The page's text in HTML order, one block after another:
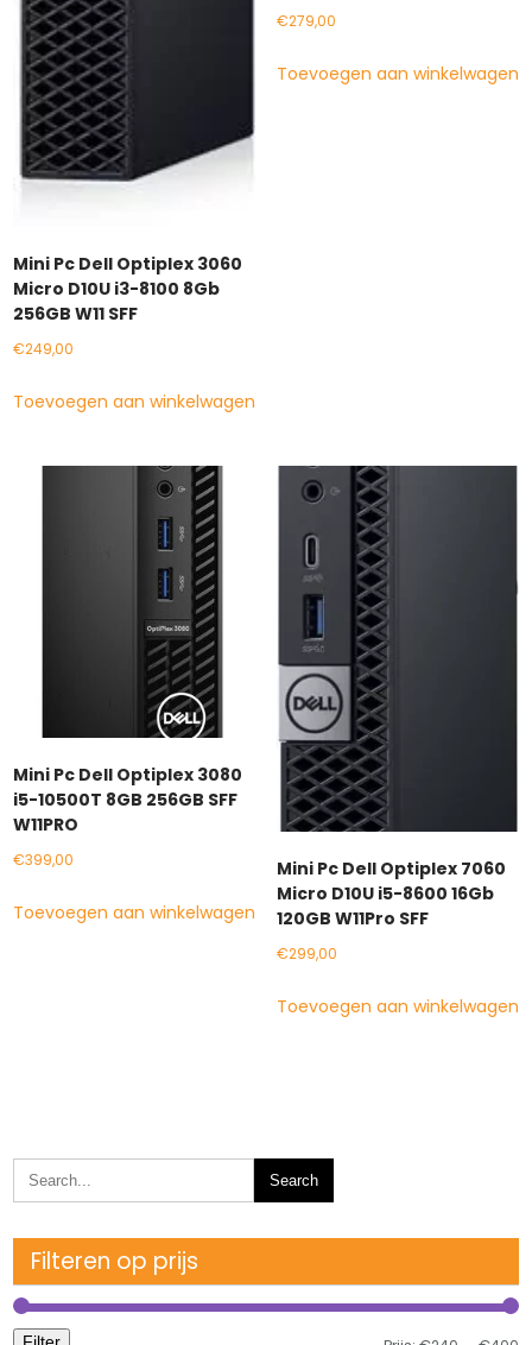
Mini Pc Dell Optiplex 3060
Micro D10U i3-8100 8Gb
256GB W11 SFF
€249,00
Toevoegen aan winkelwagen
€279,00
Toevoegen aan winkelwagen
Mini Pc Dell Optiplex 3080
i5-10500T 8GB 256GB SFF
W11PRO
€399,00
Toevoegen aan winkelwagen
Mini Pc Dell Optiplex 7060
Micro D10U i5-8600 16Gb
120GB W11Pro SFF
€299,00
Toevoegen aan winkelwagen
Filteren op prijs
Filter